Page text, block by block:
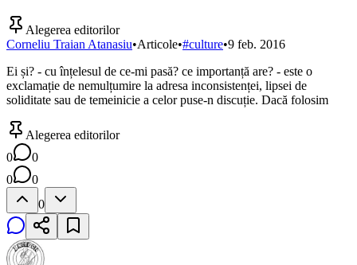
Alegerea editorilor
Corneliu Traian Atanasiu•Articole•#culture•9 feb. 2016
Ei și? - cu înțelesul de ce-mi pasă? ce importanță are? - este o
exclamație de nemulțumire la adresa inconsistenței, lipsei de
soliditate sau de temeinicie a celor puse-n discuție. Dacă folosim
Alegerea editorilor
0
0
0
0
0